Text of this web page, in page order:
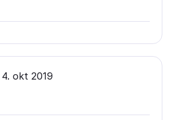
4. okt 2019